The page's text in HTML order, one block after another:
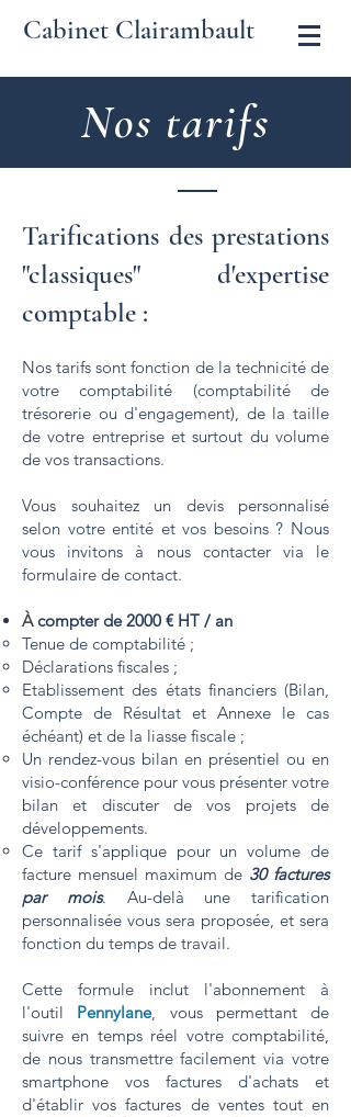
Cabinet Clairambault
Nos tarifs
Tarifications des prestations
"classiques" d'expertise
comptable :
Nos tarifs sont fonction de la technicité de
votre comptabilité (comptabilité de
trésorerie ou d'engagement), de la taille
de votre entreprise et surtout du volume
de vos transactions.
Vous souhaitez un devis personnalisé
selon votre entité et vos besoins ? Nous
vous invitons à nous contacter via le
formulaire de contact.
Àcompter de 2000 € HT / an
Tenue de comptabilité ;
Déclarations fiscales ;
Etablissement des états financiers (Bilan,
Compte de Résultat et Annexe le cas
échéant) et de la liasse fiscale ;
Un rendez-vous bilan en présentiel ou en
visio-conférence pour vous présenter votre
bilan et discuter de vos projets de
développements.
Ce tarif s'applique pour un volume de
facture mensuel maximum de 30 factures
par mois. Au-delà une tarification
personnalisée vous sera proposée, et sera
fonction du temps de travail.
Cette formule inclut l'abonnement à
l'outil Pennylane, vous permettant de
suivre en temps réel votre comptabilité,
de nous transmettre facilement via votre
smartphone vos factures d'achats et
d'établir vos factures de ventes tout en